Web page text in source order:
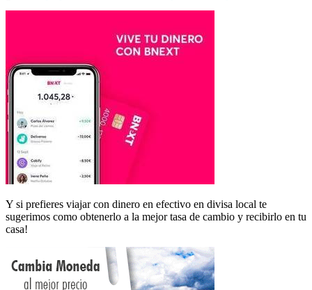
Y si prefieres viajar con dinero en efectivo en divisa local te
sugerimos como obtenerlo a la mejor tasa de cambio y recibirlo en tu
casa!